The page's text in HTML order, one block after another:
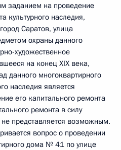
заданием на проведение
культурного наследия,
Саратов, улица
охраны данного
художественное
на конец XIX века,
данного многоквартирного
наследия является
его капитального ремонта
ремонта в силу
представляется возможным.
вопрос о проведении
дома № 41 по улице